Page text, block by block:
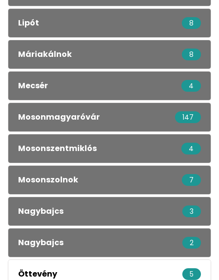
Lipót 8
Máriakálnok 8
Mecsér 4
Mosonmagyaróvár 147
Mosonszentmiklós 4
Mosonszolnok 7
Nagybajcs 3
Nagybajcs 2
Öttevény 5